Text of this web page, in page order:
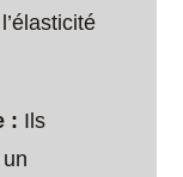
: Ils